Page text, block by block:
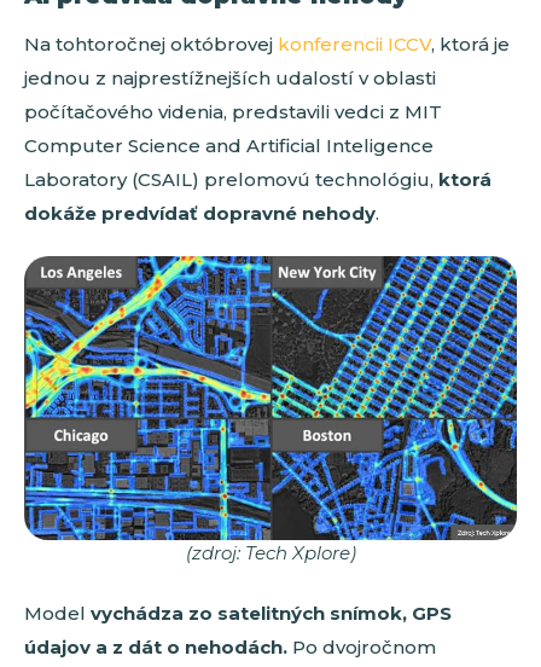
Na tohtoročnej októbrovej konferencii ICCV, ktorá je
jednou z najprestížnejších udalostí v oblasti
počítačového videnia, predstavili vedci z MIT
Computer Science and Artificial Inteligence
Laboratory (CSAIL) prelomovú technológiu, ktorá
dokáže predvídať dopravné nehody.
(zdroj: Tech Xplore)
Model vychádza zo satelitných snímok, GPS
údajov a z dát o nehodách. Po dvojročnom